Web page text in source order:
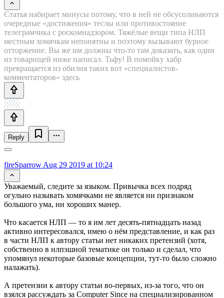
Статья набирает минусы потому, что в ней не обсусоливаются
очередные «достижения» теслы или противостояние
телеграмчика с роскомнадзором. Тяжёлые вещи типа НЛП
местным хомячкам непонятны и поэтому вызывают бурное
отторжение. Вы же им должны что-то там доказать, как один
из товарищей ниже написал. Тьфу! В помойку хабр
превращается из обилия таких вот «специалистов-
комментаторов» здесь
Reply
fireSparrow Aug 29 2019 at 10:24
Уважаемый, следите за языком. Привычка всех подряд
огульно называть хомячками не является ни признаком
большого ума, ни хороших манер.
Что касается НЛП — то я им лет десять-пятнадцать назад
активно интересовался, имею о нём представление, и как раз
в части НЛП к автору статьи нет никаких претензий (хотя,
собственно в нлпэшной тематике он только и сделал, что
упомянул некоторые базовые концепции, тут-то было сложно
налажать).
А претензии к автору статьи во-первых, из-за того, что он
взялся рассуждать за Computer Since на специализированном